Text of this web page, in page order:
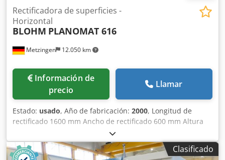
Metzingen 12.050 km
Rectificadora de superficies -
Horizontal
BLOHM PLANOMAT 616
Información de
precio
Llamar
Estado: usado, Año de fabricación: 2000, Longitud de
rectificado 1600 mm Ancho de rectificado 600 mm Altura
de la pieza de trabajo 500 mm Dcodpfx Adjt Hxcbe Rok
Requerimiento total de potencia 50 kW OFERTA Podemos
ofrecerle información sin compromiso de stock, errores y
Clasificado